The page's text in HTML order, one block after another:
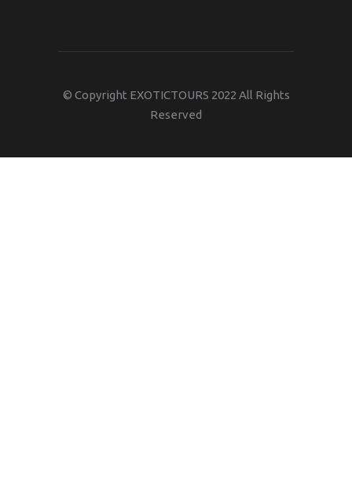
© Copyright EXOTICTOURS 2022 All Rights
Reserved